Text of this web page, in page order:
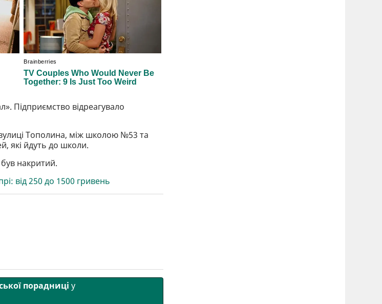
Підприємство відреагувало
Тополина, між школою №53 та
які йдуть до школи.
був накритий.
від 250 до 1500 гривень
порадниці у